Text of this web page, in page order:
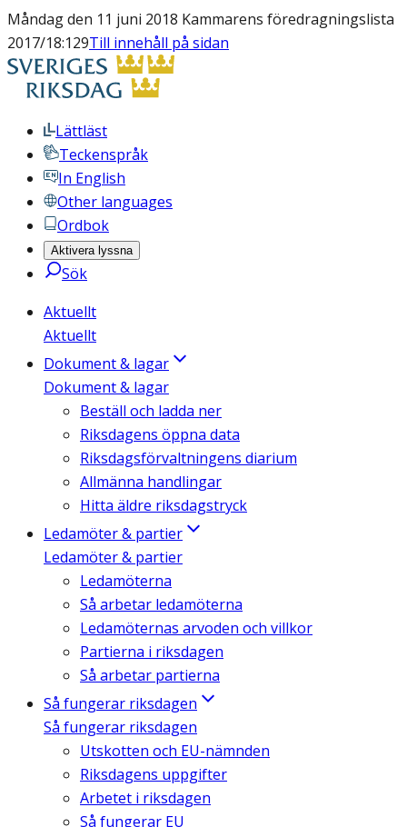
Måndag den 11 juni 2018 Kammarens föredragningslista
2017/18:129Till innehåll på sidan
Lättläst
Teckenspråk
In English
Other languages
Ordbok
Aktivera lyssna
Sök
Aktuellt
Aktuellt
Dokument & lagar
Dokument & lagar
Beställ och ladda ner
Riksdagens öppna data
Riksdagsförvaltningens diarium
Allmänna handlingar
Hitta äldre riksdagstryck
Ledamöter & partier
Ledamöter & partier
Ledamöterna
Så arbetar ledamöterna
Ledamöternas arvoden och villkor
Partierna i riksdagen
Så arbetar partierna
Så fungerar riksdagen
Så fungerar riksdagen
Utskotten och EU-nämnden
Riksdagens uppgifter
Arbetet i riksdagen
Så fungerar EU